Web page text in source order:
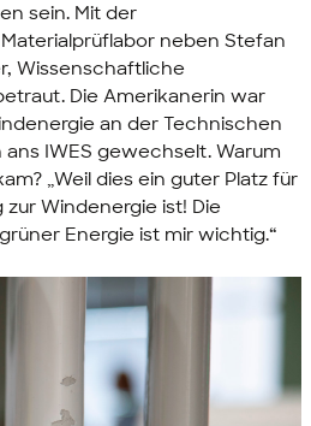
sein. Mit der
neben Stefan
Wissenschaftliche
Die Amerikanerin war
an der Technischen
IWES gewechselt. Warum
„Weil dies ein guter Platz für
Windenergie ist! Die
Energie ist mir wichtig.“